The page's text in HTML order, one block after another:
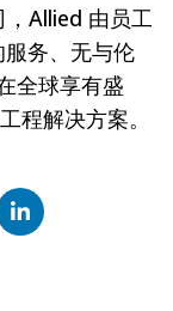
Allied 由员工
务、无与伦
全球享有盛
程解决方案。